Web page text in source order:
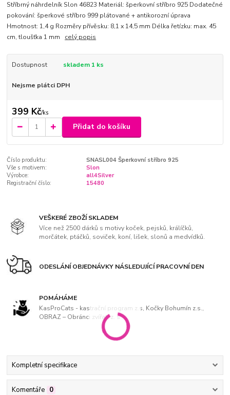
Stříbrný náhrdelník Slon 46823 Materiál: šperkovní stříbro 925 Dodatečné
pokování: šperkové stříbro 999 plátované + antikorozní úprava
Hmotnost: 1,4 g Rozměry přívěsku: 8,1 x 14,5 mm Délka řetízku: max. 45
cm, tloušťka 1 mm celý popis
Dostupnost skladem 1 ks
Nejsme plátci DPH
399 Kč/ks
Přidat do košíku
Číslo produktu:
SNASL004 Šperkovní stříbro 925
Vše s motivem:
Slon
Výrobce:
all4Silver
Registrační číslo:
15480
VEŠKERÉ ZBOŽÍ SKLADEM
Více než 2500 dárků s motivy koček, pejsků, králíčků,
morčátek, ptáčků, soviček, koní, lišek, slonů a medvídků.
ODESLÁNÍ OBJEDNÁVKY NÁSLEDUJÍCÍ PRACOVNÍ DEN
POMÁHÁME
KasProCats - kastrační program z.s, Kočky Bohumín z.s.,
OBRAZ – Obránci zvířat, z. s
Kompletní specifikace
Komentáře 0